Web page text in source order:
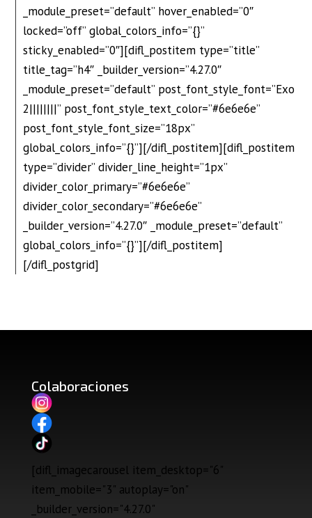
_module_preset=”default” hover_enabled=”0″
locked=”off” global_colors_info=”{}”
sticky_enabled=”0″][difl_postitem type=”title”
title_tag=”h4″ _builder_version=”4.27.0″
_module_preset=”default” post_font_style_font=”Exo
2||||||||” post_font_style_text_color=”#6e6e6e”
post_font_style_font_size=”18px”
global_colors_info=”{}”][/difl_postitem][difl_postitem
type=”divider” divider_line_height=”1px”
divider_color_primary=”#6e6e6e”
divider_color_secondary=”#6e6e6e”
_builder_version=”4.27.0″ _module_preset=”default”
global_colors_info=”{}”][/difl_postitem]
[/difl_postgrid]
Colaboraciones
[difl_imagecarousel item_desktop="6"
item_mobile="3" autoplay="on"
_builder_version="4.27.0"